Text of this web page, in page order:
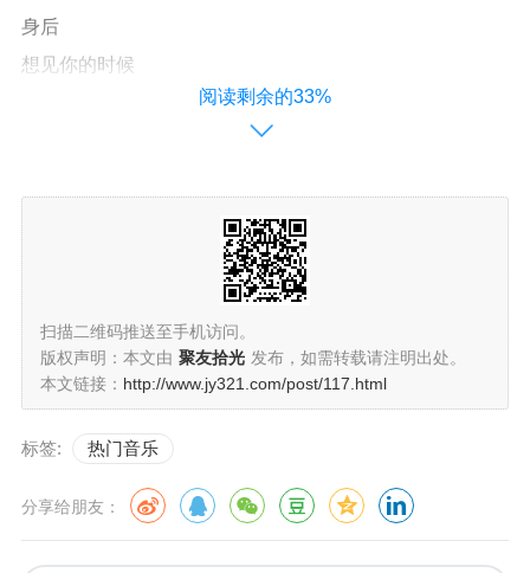
身后
想见你的时候
见到你的时候
分别的苦痛都化为相拥的手
哪怕沿途错过
我一定会在终点等候
想见你的时候
我就抬起头看夜空
星星在闪烁连成的轮廓
见到你的时候
阅读剩余的33%
扫描二维码推送至手机访问。
版权声明：本文由 聚友拾光 发布，如需转载请注明出处。
本文链接： http://www.jy321.com/post/117.html
标签: 热门音乐
分享给朋友：